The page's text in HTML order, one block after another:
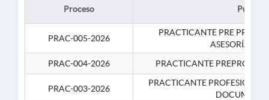
Proceso Puesto
PRAC-005-2026
PRACTICANTE PRE
ASESORÍA
PRAC-004-2026
PRACTICANTE
PRAC-003-2026
PRACTICANTE